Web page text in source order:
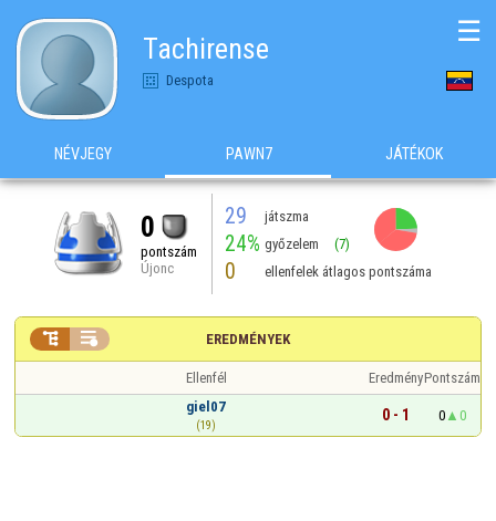
Tachirense
Despota
☰
NÉVJEGY PAWN7 JÁTÉKOK
0
pontszám
Újonc
29 játszma
24% győzelem (7)
0 ellenfelek átlagos pontszáma
EREDMÉNYEK
 
Ellenfél EredményPontszám
giel07
(19)
0 - 1 0 0